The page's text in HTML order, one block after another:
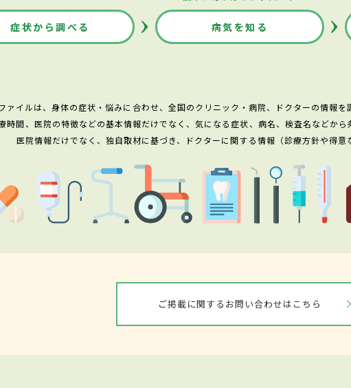
症状から調べる 病気を知る
ァイルは、身体の症状・悩みに合わせ、全国のクリニック・病院、ドクターの情報を
時間、医院の特徴などの基本情報だけでなく、気になる症状、病名、検査名などか
医院情報だけでなく、独自取材に基づき、ドクターに関する情報（診療方針や得意
ご掲載に関するお問い合わせはこちら